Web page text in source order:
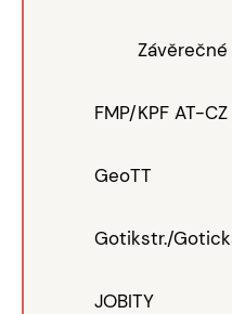
FMP/KPF AT-
GeoTT
Gotikstr./
JOBITY